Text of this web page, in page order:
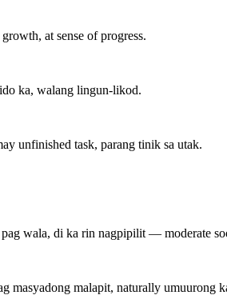
at sense of progress.
ka, walang lingun-likod.
unfinished task, parang tinik sa utak.
pag wala, di ka rin nagpipilit — moderate
masyadong malapit, naturally umuurong